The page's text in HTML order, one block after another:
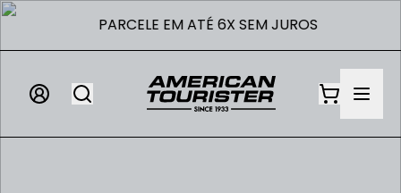
PARCELE EM ATÉ 6X SEM JUROS